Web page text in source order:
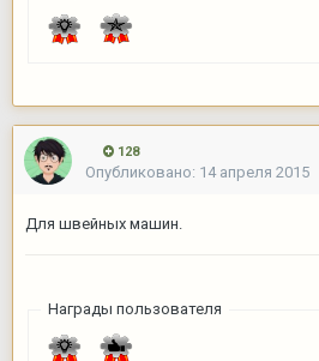
128
Опубликовано: 14 апреля 2015
Для швейных машин.
Награды пользователя